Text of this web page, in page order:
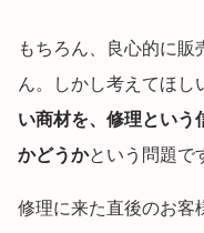
もちろん、良心的に
ん。しかし考えてほし
い商材を、修理という
かどうかという問題で
修理に来た直後のお客